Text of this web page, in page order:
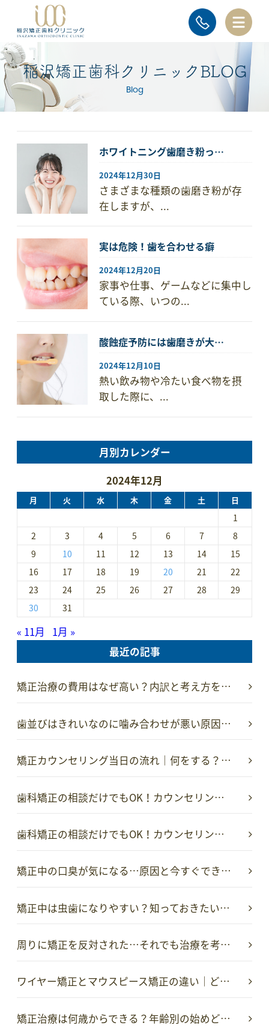
稲沢矯正歯科クリニックBLOG
Blog
ホワイトニング歯磨き粉っ…
2024年12月30日
さまざまな種類の歯磨き粉が存
在しますが、...
実は危険！歯を合わせる癖
2024年12月20日
家事や仕事、ゲームなどに集中し
ている際、いつの...
酸蝕症予防には歯磨きが大…
2024年12月10日
熱い飲み物や冷たい食べ物を摂
取した際に、...
月別カレンダー
2024年12月
月 火 水 木 金 土 日
1
2
3 4 5 6 7
8
9
10 11 12 13 14
15
16
17 18 19 20 21
22
23
24 25 26 27 28
29
30
31
« 11月
1月 »
最近の記事
矯正治療の費用はなぜ高い？内訳と考え方を…
歯並びはきれいなのに噛み合わせが悪い原因…
矯正カウンセリング当日の流れ｜何をする？…
歯科矯正の相談だけでもOK！カウンセリン…
歯科矯正の相談だけでもOK！カウンセリン…
矯正中の口臭が気になる…原因と今すぐでき…
矯正中は虫歯になりやすい？知っておきたい…
周りに矯正を反対された…それでも治療を考…
ワイヤー矯正とマウスピース矯正の違い｜ど…
矯正治療は何歳からできる？年齢別の始めど…